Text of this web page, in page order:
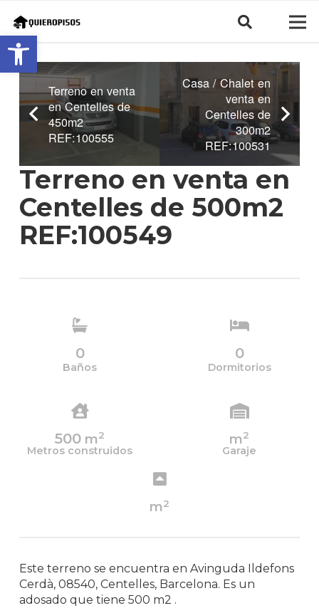
Abrir barra de herramientas
Terreno en venta
en Centelles de
450m2
REF:100555
Casa / Chalet en
venta en
Centelles de
300m2
REF:100531
Terreno en venta en
Centelles de 500m2
REF:100549
0
Baños
0
Dormitorios
500 m2
Metros construidos
m2
Garaje
m2
Este terreno se encuentra en Avinguda Ildefons
Cerdà, 08540, Centelles, Barcelona. Es un
adosado que tiene 500 m2 .